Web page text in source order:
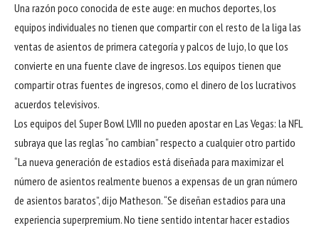
Una razón poco conocida de este auge: en muchos deportes, los
equipos individuales no tienen que compartir con el resto de la liga las
ventas de asientos de primera categoría y palcos de lujo, lo que los
convierte en una fuente clave de ingresos. Los equipos tienen que
compartir otras fuentes de ingresos, como el dinero de los lucrativos
acuerdos televisivos.
Los equipos del Super Bowl LVIII no pueden apostar en Las Vegas: la NFL
subraya que las reglas “no cambian” respecto a cualquier otro partido
“La nueva generación de estadios está diseñada para maximizar el
número de asientos realmente buenos a expensas de un gran número
de asientos baratos”, dijo Matheson. “Se diseñan estadios para una
experiencia superpremium. No tiene sentido intentar hacer estadios